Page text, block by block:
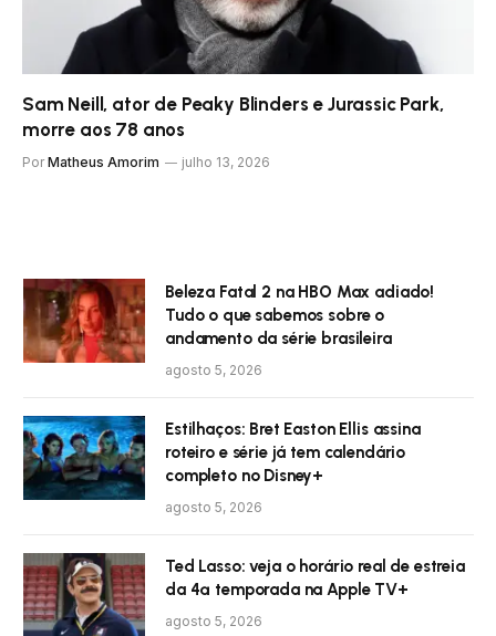
Sam Neill, ator de Peaky Blinders e Jurassic Park,
morre aos 78 anos
Por Matheus Amorim julho 13, 2026
Beleza Fatal 2 na HBO Max adiado!
Tudo o que sabemos sobre o
andamento da série brasileira
agosto 5, 2026
Estilhaços: Bret Easton Ellis assina
roteiro e série já tem calendário
completo no Disney+
agosto 5, 2026
Ted Lasso: veja o horário real de estreia
da 4ª temporada na Apple TV+
agosto 5, 2026